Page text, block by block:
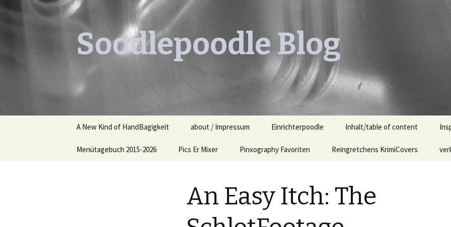
Soodlepoodle Blog
content
A New Kind of HandBagigkeit about / Impressum Einrichterpoodle Inhalt/table of content
Menütagebuch 2015-2026 Pics Er Mixer Pinxography Favoriten Reingretchens KrimiCovers
An Easy Itch: The